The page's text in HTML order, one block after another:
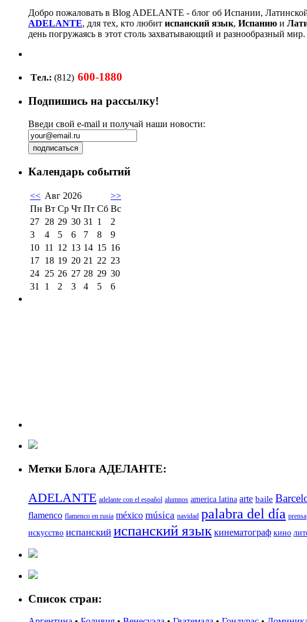
Добро пожаловать в Blog ADELANTE - блог об Испании,
ADELANTE, для тех, кто любит испанский язык, Испанию и
день погружаясь в этот столь захватывающий и разнообразный мир.
Tел.: (812) 600-1880
Подпишись на рассылку!
Введи свой e-mail и получай наши новости:
Календарь событий
<< Авг 2026
>>
Пн Вт Ср Чт Пт Сб Вс
27 28 29 30 31 1
2
3
4 5 6 7 8
9
10 11 12 13 14 15 16
17 18 19 20 21 22 23
24 25 26 27 28 29 30
31
1 2 3 4 5 6
Метки Блога АДЕЛАНТЕ:
ADELANTE adelante con el español alumnos america latina arte baile
flamenco flamenco en rusia méxico música navidad palabra del día prensa
искусство испанский испанский язык кинематограф кино
Список стран: